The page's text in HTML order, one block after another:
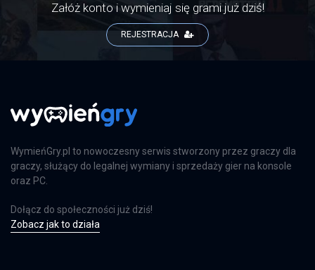
Far Cry 6: Ultimate Edition
PS4
Farming Simulator 25
PS5
Załóż konto i wymieniaj się grami już dziś!
REJESTRACJA
WymieńGry.pl to nowoczesny serwis stworzony przez graczy dla
graczy, służący do legalnej wymiany i sprzedaży gier na konsole
oraz PC.
Dołącz do społeczności już dziś!
Zobacz jak to działa